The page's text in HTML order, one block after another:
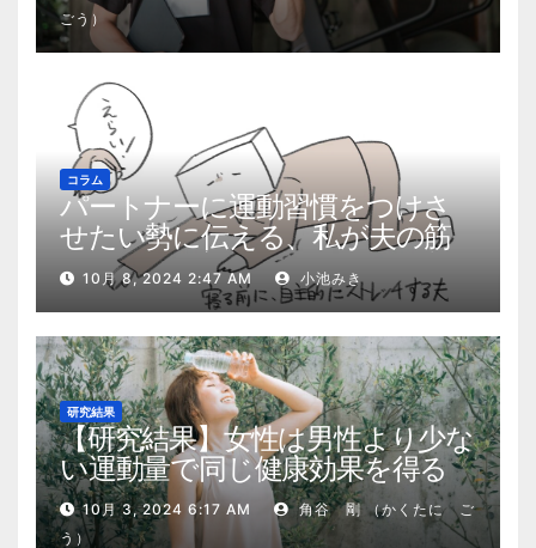
ごう）
コラム
パートナーに運動習慣をつけさ
せたい勢に伝える、私が夫の筋
肉量を2kg増やした5ステップ
10月 8, 2024 2:47 AM 小池みき
研究結果
【研究結果】女性は男性より少な
い運動量で同じ健康効果を得る
10月 3, 2024 6:17 AM
角谷 剛 （かくたに ご
う）